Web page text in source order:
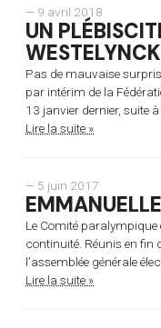
— 9 avril 2018
UN
WESTELYNCK
Pas de mauvaise
par intérim de la
13 janvier dernier, suite
Lire la suite »
— 5 juin 2017
Le Comité
continuité. Réunis en fin
l’assemblée générale
Lire la suite »